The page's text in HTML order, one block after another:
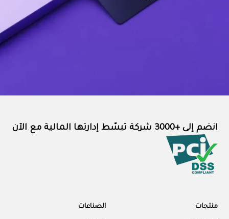
انضم إلى +3000 شركة تبسّط إدارتها المالية مع الآن
منتجات الصناعات